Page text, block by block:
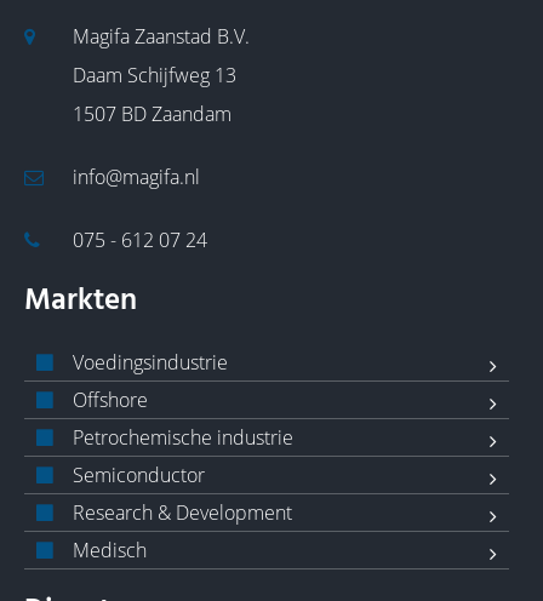
Magifa Zaanstad B.V.
Daam Schijfweg 13
1507 BD Zaandam
info@magifa.nl
075 - 612 07 24
Markten
Voedingsindustrie
Offshore
Petrochemische industrie
Semiconductor
Research & Development
Medisch